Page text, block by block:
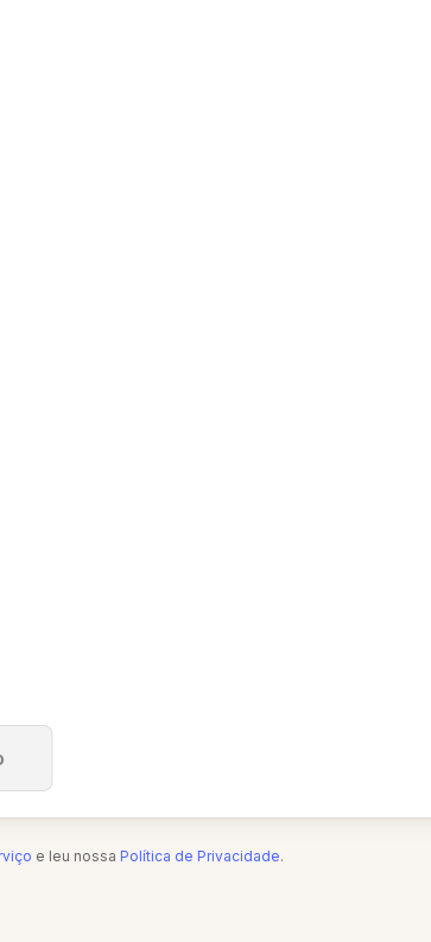
e leu nossa Política de Privacidade.